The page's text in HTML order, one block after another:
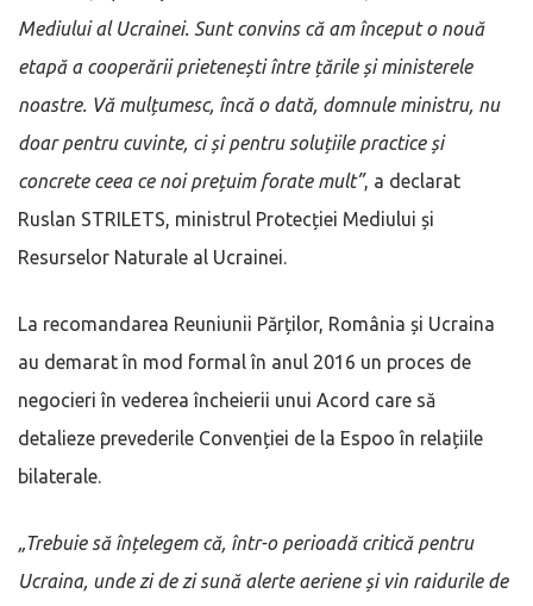
Mediului al Ucrainei. Sunt convins că am început o nouă
etapă a cooperării prietenești între țările și ministerele
noastre. Vă mulțumesc, încă o dată, domnule ministru, nu
doar pentru cuvinte, ci și pentru soluțiile practice și
concrete ceea ce noi prețuim forate mult”, a declarat
Ruslan STRILETS, ministrul Protecției Mediului și
Resurselor Naturale al Ucrainei.
La recomandarea Reuniunii Părților, România și Ucraina
au demarat în mod formal în anul 2016 un proces de
negocieri în vederea încheierii unui Acord care să
detalieze prevederile Convenției de la Espoo în relațiile
bilaterale.
„Trebuie să înțelegem că, într-o perioadă critică pentru
Ucraina, unde zi de zi sună alerte aeriene și vin raidurile de